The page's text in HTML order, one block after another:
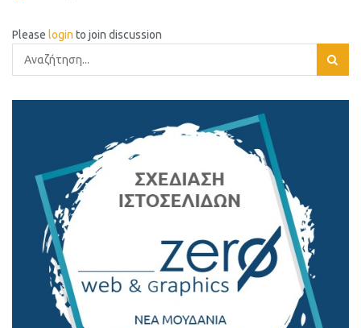
Please login to join discussion